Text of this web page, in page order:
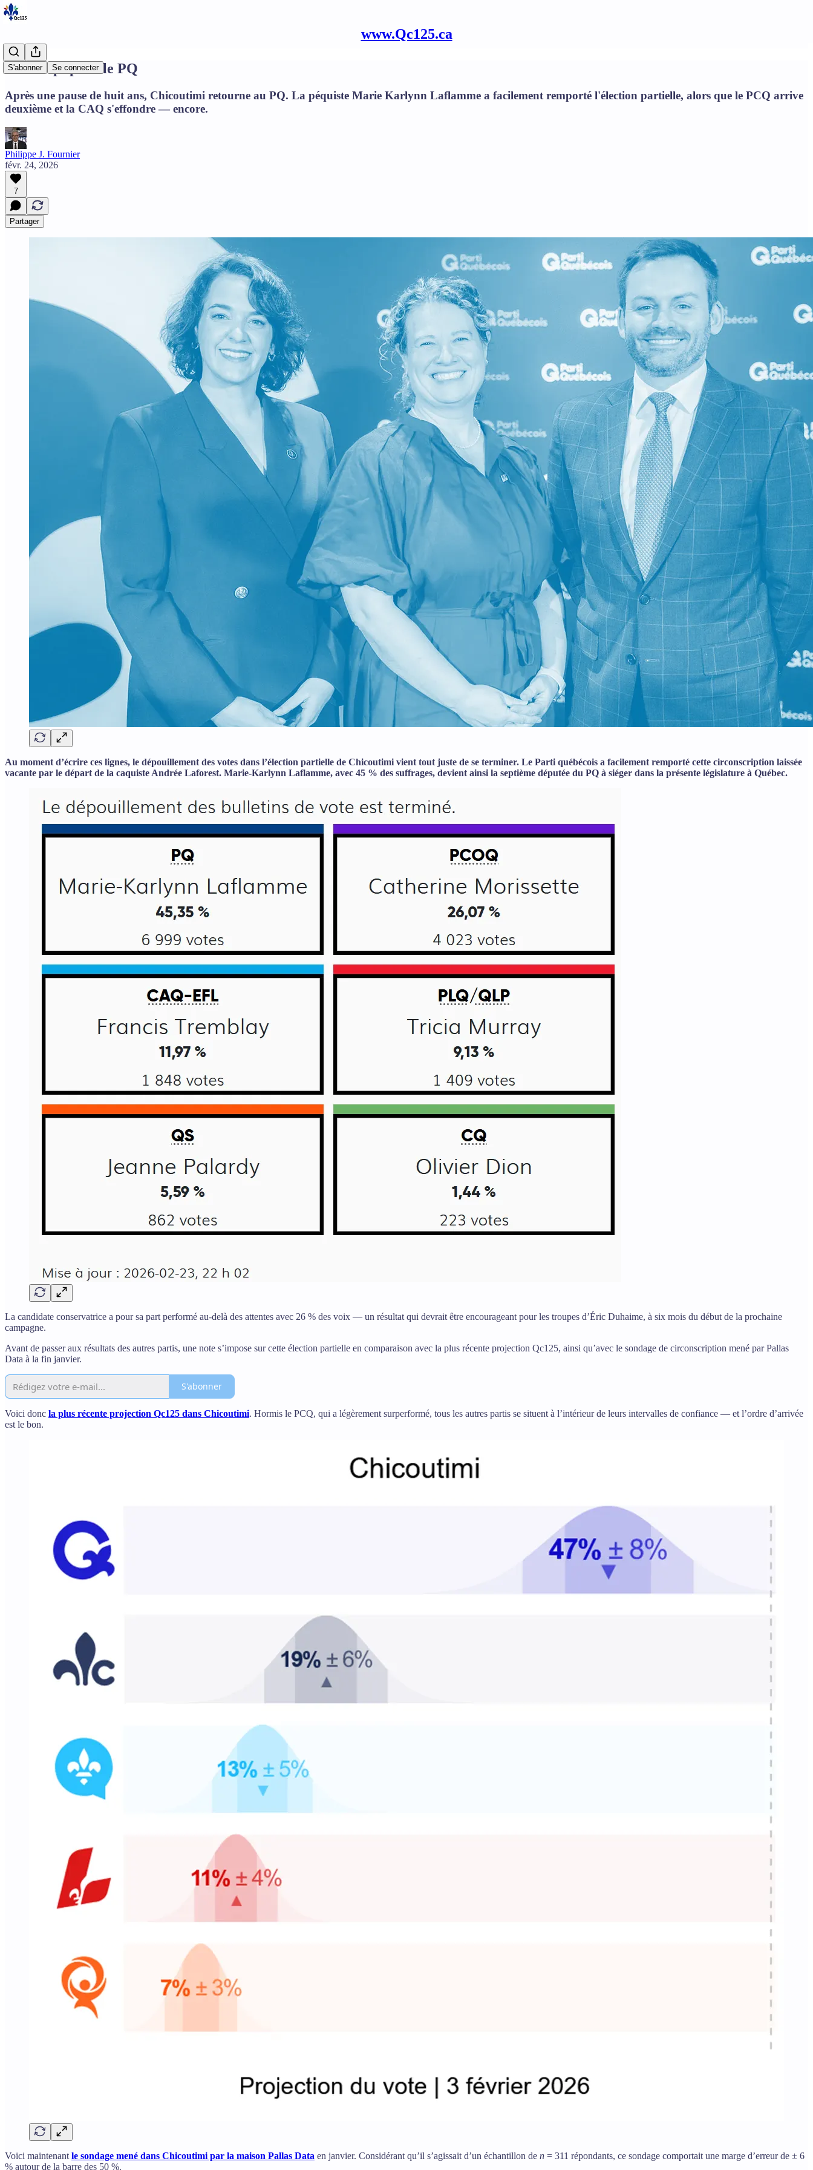
www.Qc125.ca
S'abonner Se connecter
Et de sept pour le PQ
Après une pause de huit ans, Chicoutimi retourne au PQ. La péquiste Marie Karlynn Laflamme a facilement remporté l'élection partielle, alors que le PCQ arrive
deuxième et la CAQ s'effondre — encore.
Philippe J. Fournier
févr. 24, 2026
7
Partager
Au moment d’écrire ces lignes, le dépouillement des votes dans l’élection partielle de Chicoutimi vient tout juste de se terminer. Le Parti québécois a facilement remporté cette circonscription laissée
vacante par le départ de la caquiste Andrée Laforest. Marie-Karlynn Laflamme, avec 45 % des suffrages, devient ainsi la septième députée du PQ à siéger dans la présente législature à Québec.
La candidate conservatrice a pour sa part performé au-delà des attentes avec 26 % des voix — un résultat qui devrait être encourageant pour les troupes d’Éric Duhaime, à six mois du début de la prochaine
campagne.
Avant de passer aux résultats des autres partis, une note s’impose sur cette élection partielle en comparaison avec la plus récente projection Qc125, ainsi qu’avec le sondage de circonscription mené par Pallas
Data à la fin janvier.
S'abonner
Voici donc la plus récente projection Qc125 dans Chicoutimi. Hormis le PCQ, qui a légèrement surperformé, tous les autres partis se situent à l’intérieur de leurs intervalles de confiance — et l’ordre d’arrivée
est le bon.
Voici maintenant le sondage mené dans Chicoutimi par la maison Pallas Data en janvier. Considérant qu’il s’agissait d’un échantillon de n = 311 répondants, ce sondage comportait une marge d’erreur de ± 6
% autour de la barre des 50 %.